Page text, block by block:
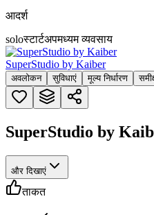
आदर्श
soloस्टार्टअपमध्यम व्यवसाय
SuperStudio by Kaiber
अवलोकन सुविधाएं मूल्य निर्धारण
SuperStudio by
और दिखाएं
ताकत